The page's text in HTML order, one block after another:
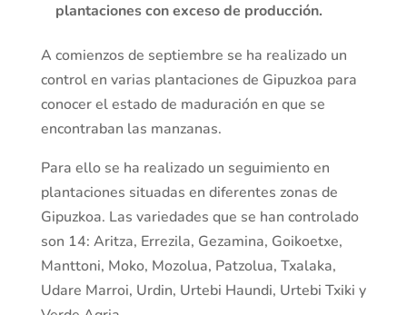
plantaciones con exceso de producción.
A comienzos de septiembre se ha realizado un
control en varias plantaciones de Gipuzkoa para
conocer el estado de maduración en que se
encontraban las manzanas.
Para ello se ha realizado un seguimiento en
plantaciones situadas en diferentes zonas de
Gipuzkoa. Las variedades que se han controlado
son 14: Aritza, Errezila, Gezamina, Goikoetxe,
Manttoni, Moko, Mozolua, Patzolua, Txalaka,
Udare Marroi, Urdin, Urtebi Haundi, Urtebi Txiki y